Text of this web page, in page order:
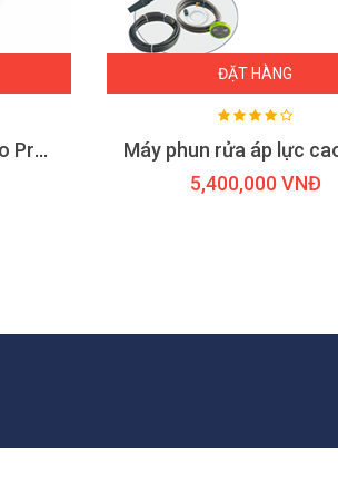
Máy phun rửa áp lực cao Promac M20
ĐẶT HÀNG
5,400,000 VNĐ